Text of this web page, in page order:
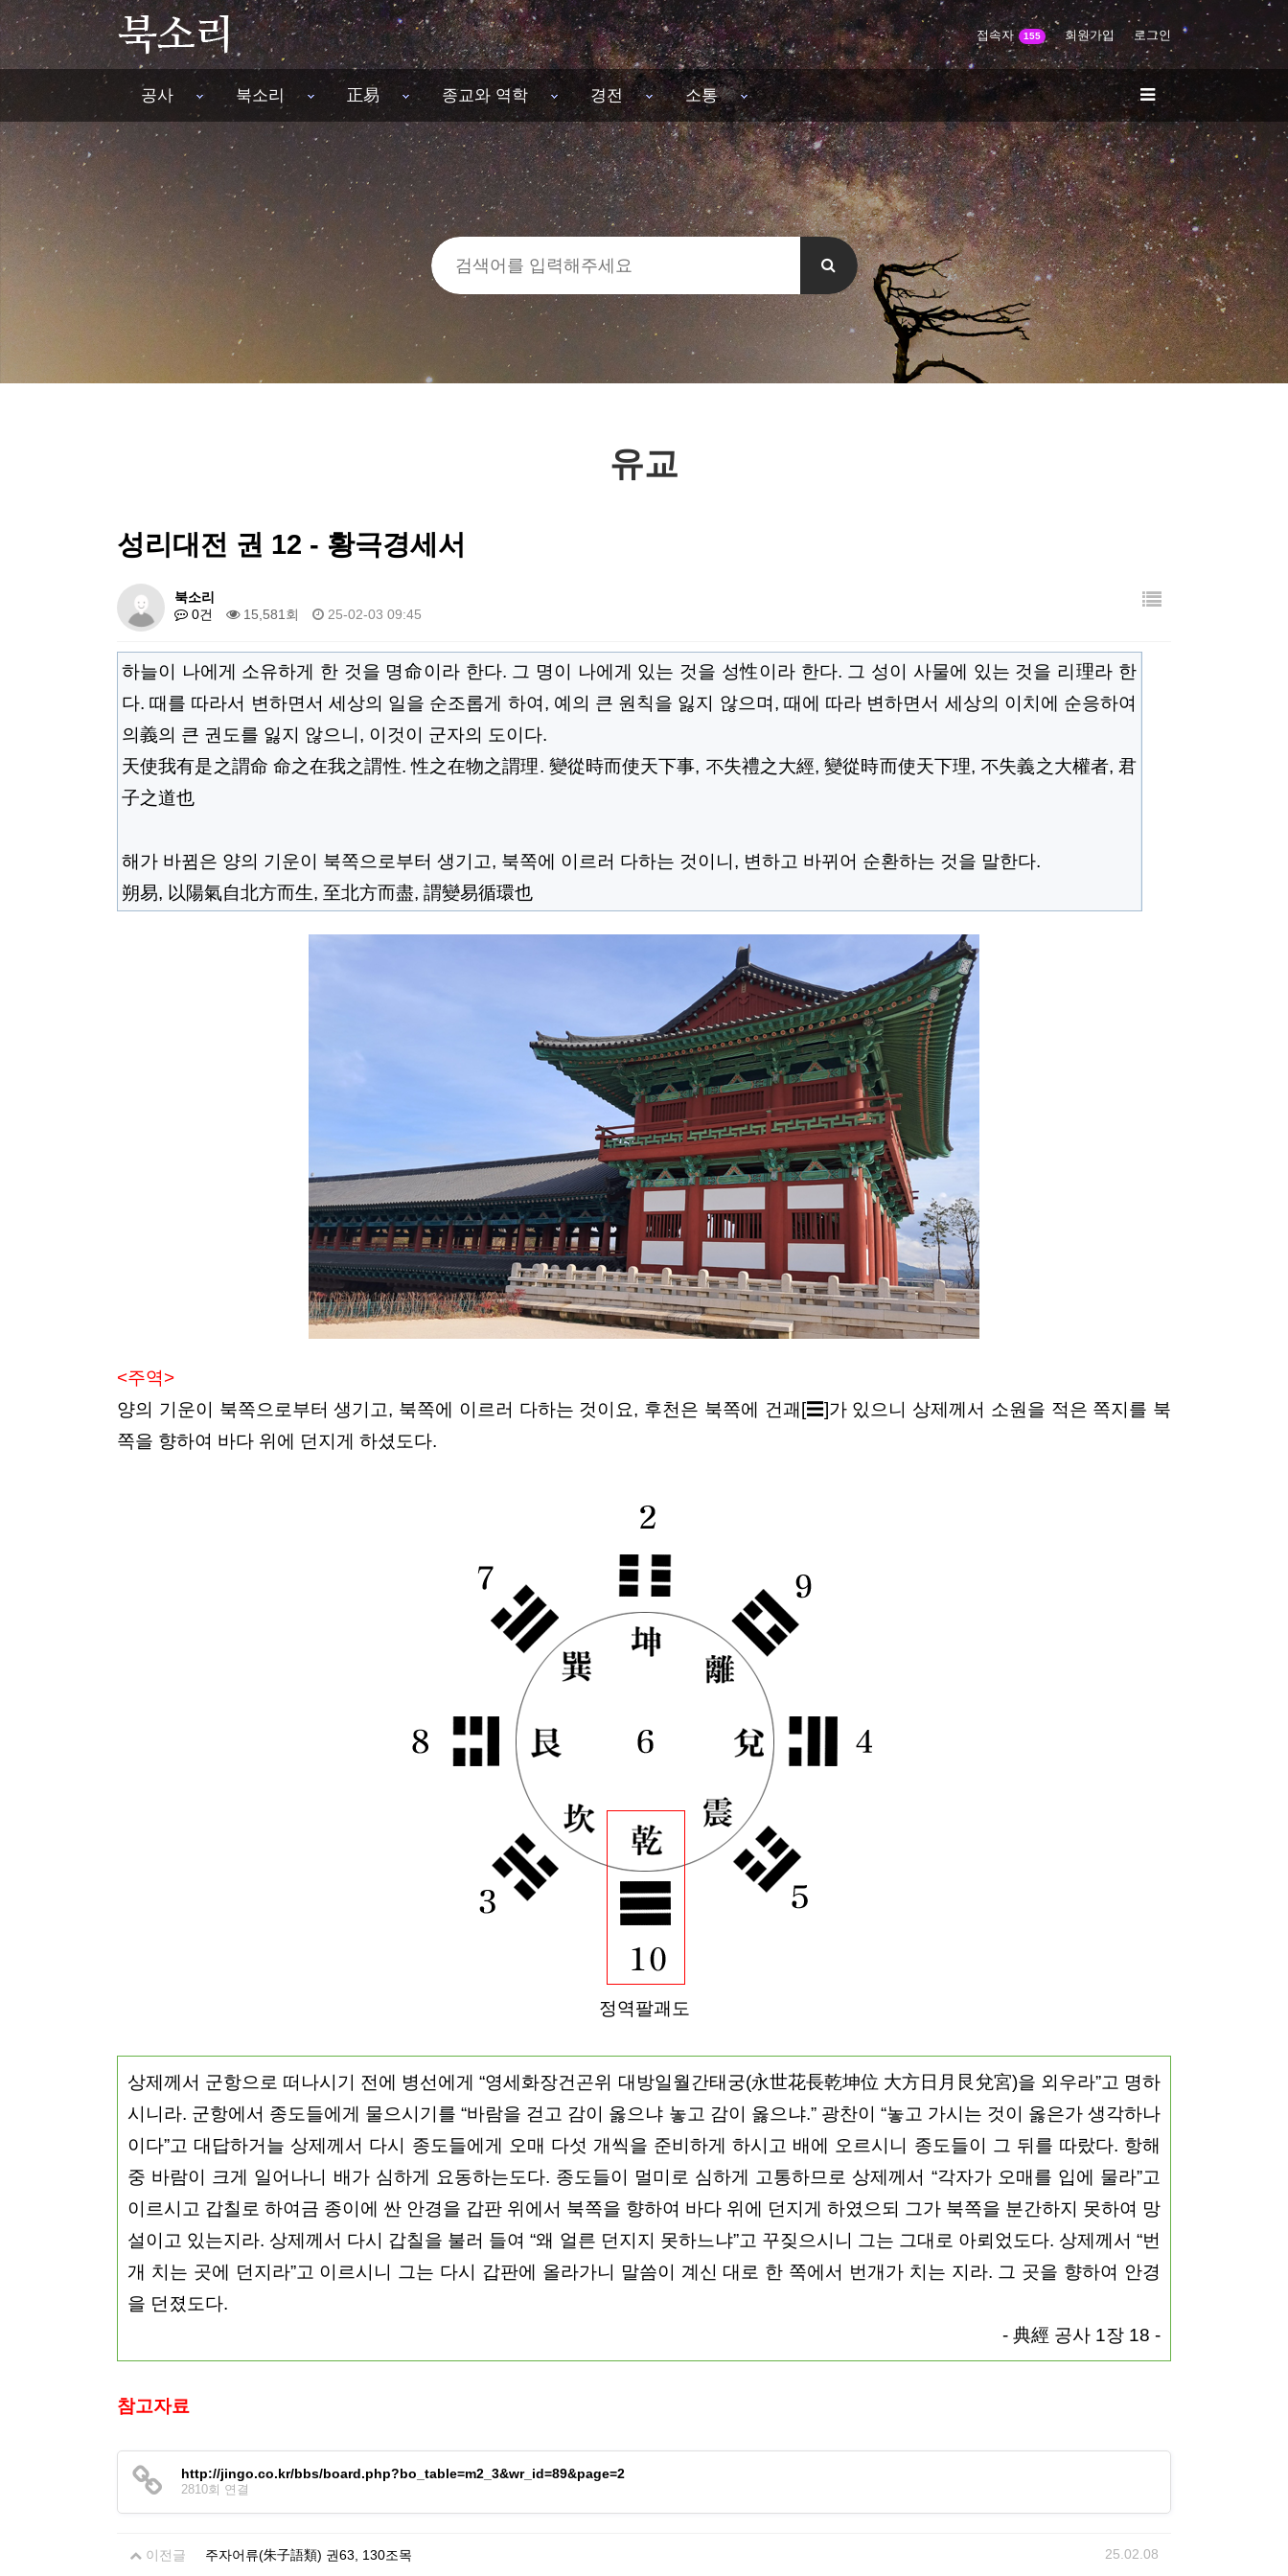
접속자 155 회원가입 로그인
공사 북소리 正易 종교와 역학 경전 소통
유교
성리대전 권 12 - 황극경세서
북소리
0건
15,581회 25-02-03 09:45
하늘이 나에게 소유하게 한 것을 명命이라 한다. 그 명이 나에게 있는 것을 성性이라 한다. 그 성이 사물에 있는 것을 리理라 한
다. 때를 따라서 변하면서 세상의 일을 순조롭게 하여, 예의 큰 원칙을 잃지 않으며, 때에 따라 변하면서 세상의 이치에 순응하여
의義의 큰 권도를 잃지 않으니, 이것이 군자의 도이다.
天使我有是之謂命 命之在我之謂性. 性之在物之謂理. 變從時而使天下事, 不失禮之大經,變從時而使天下理, 不失義之大權者, 君
子之道也
해가 바뀜은 양의 기운이 북쪽으로부터 생기고, 북쪽에 이르러 다하는 것이니, 변하고 바뀌어 순환하는 것을 말한다.
朔易, 以陽氣自北方而生, 至北方而盡, 謂變易循環也
<주역>
양의 기운이 북쪽으로부터 생기고, 북쪽에 이르러 다하는 것이요, 후천은 북쪽에 건괘[☰]가 있으니 상제께서 소원을 적은 쪽지를 북
쪽을 향하여 바다 위에 던지게 하셨도다.
정역팔괘도
상제께서 군항으로 떠나시기 전에 병선에게 “영세화장건곤위 대방일월간태궁(永世花長乾坤位 大方日月艮兌宮)을 외우라”고 명하
시니라. 군항에서 종도들에게 물으시기를 “바람을 걷고 감이 옳으냐 놓고 감이 옳으냐.” 광찬이 “놓고 가시는 것이 옳은가 생각하나
이다”고 대답하거늘 상제께서 다시 종도들에게 오매 다섯 개씩을 준비하게 하시고 배에 오르시니 종도들이 그 뒤를 따랐다. 항해
중 바람이 크게 일어나니 배가 심하게 요동하는도다. 종도들이 멀미로 심하게 고통하므로 상제께서 “각자가 오매를 입에 물라”고
이르시고 갑칠로 하여금 종이에 싼 안경을 갑판 위에서 북쪽을 향하여 바다 위에 던지게 하였으되 그가 북쪽을 분간하지 못하여 망
설이고 있는지라. 상제께서 다시 갑칠을 불러 들여 “왜 얼른 던지지 못하느냐”고 꾸짖으시니 그는 그대로 아뢰었도다. 상제께서 “번
개 치는 곳에 던지라”고 이르시니 그는 다시 갑판에 올라가니 말씀이 계신 대로 한 쪽에서 번개가 치는 지라. 그 곳을 향하여 안경
을 던졌도다.
- 典經 공사 1장 18 -
참고자료
http://jingo.co.kr/bbs/board.php?bo_table=m2_3&wr_id=89&page=2
2810회 연결
이전글 주자어류(朱子語類) 권63, 130조목 25.02.08